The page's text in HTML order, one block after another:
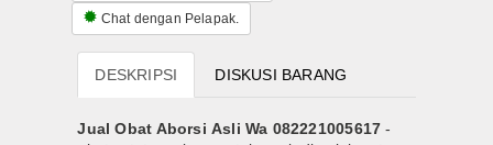
Konfirmasi Orders
Orders Report
Chat dengan Pelapak.
DESKRIPSI DISKUSI BARANG
Jual Obat Aborsi Asli Wa 082221005617 -